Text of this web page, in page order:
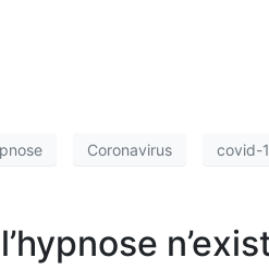
Coronavirus covid-